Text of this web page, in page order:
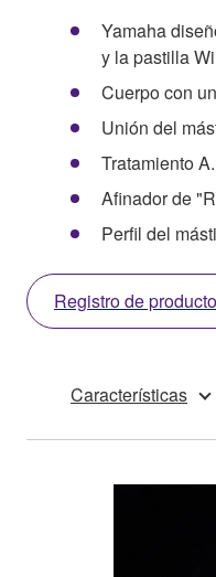
Yamaha
y la pastilla
Cuerpo con
Unión del
Tratamiento
Afinador de
Perfil del
Registro de
Características